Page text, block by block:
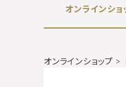
オンラインショ
オンラインショップ